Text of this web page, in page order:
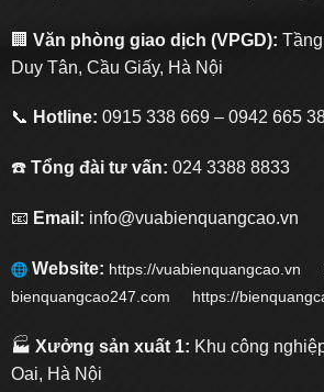
🏢 Văn phòng giao dịch (VPGD):
Duy Tân, Cầu Giấy, Hà Nội
📞 Hotline: 0915 338 669 – 0942 665
☎️ Tổng đài tư vấn: 024 3388 8833
📧 Email: info@vuabienquangcao.vn
Website: https://vuabienquangcao.vn
bienquangcao247.com https://
🏭 Xưởng sản xuất 1: Khu công
Oai, Hà Nội